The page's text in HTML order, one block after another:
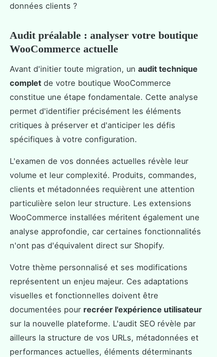
données clients ?
Audit préalable : analyser votre boutique
WooCommerce actuelle
Avant d'initier toute migration, un audit technique
complet de votre boutique WooCommerce
constitue une étape fondamentale. Cette analyse
permet d'identifier précisément les éléments
critiques à préserver et d'anticiper les défis
spécifiques à votre configuration.
L'examen de vos données actuelles révèle leur
volume et leur complexité. Produits, commandes,
clients et métadonnées requièrent une attention
particulière selon leur structure. Les extensions
WooCommerce installées méritent également une
analyse approfondie, car certaines fonctionnalités
n'ont pas d'équivalent direct sur Shopify.
Votre thème personnalisé et ses modifications
représentent un enjeu majeur. Ces adaptations
visuelles et fonctionnelles doivent être
documentées pour recréer l'expérience utilisateur
sur la nouvelle plateforme. L'audit SEO révèle par
ailleurs la structure de vos URLs, métadonnées et
performances actuelles, éléments déterminants